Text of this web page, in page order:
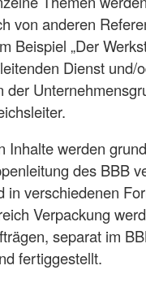
von anderen
Beispiel „Der
Dienst und/
der
Inhalte werden
des BBB
in verschiedenen
Verpackung
separat im
fertiggestellt.